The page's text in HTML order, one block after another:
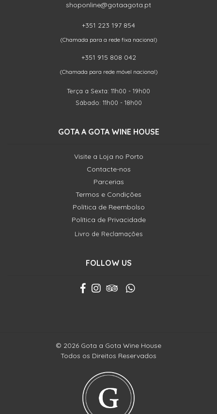
shoponline@gotaagota.pt
+351 223 197 854
(Chamada para a rede fixa nacional)
+351 915 808 042
(Chamada para rede móvel nacional)
Terça a Sexta: 11h00 - 19h00
Sábado: 11h00 - 18h00
GOTA A GOTA WINE HOUSE
Visite a Loja no Porto
Contacte-nos
Parcerias
Termos e Condições
Política de Reembolso
Política de Privacidade
Livro de Reclamações
FOLLOW US
© 2026 Gota a Gota Wine House
Todos os Direitos Reservados